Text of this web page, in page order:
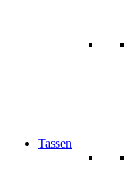
Tassen